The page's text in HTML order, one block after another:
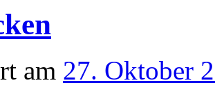
am 27. Oktober